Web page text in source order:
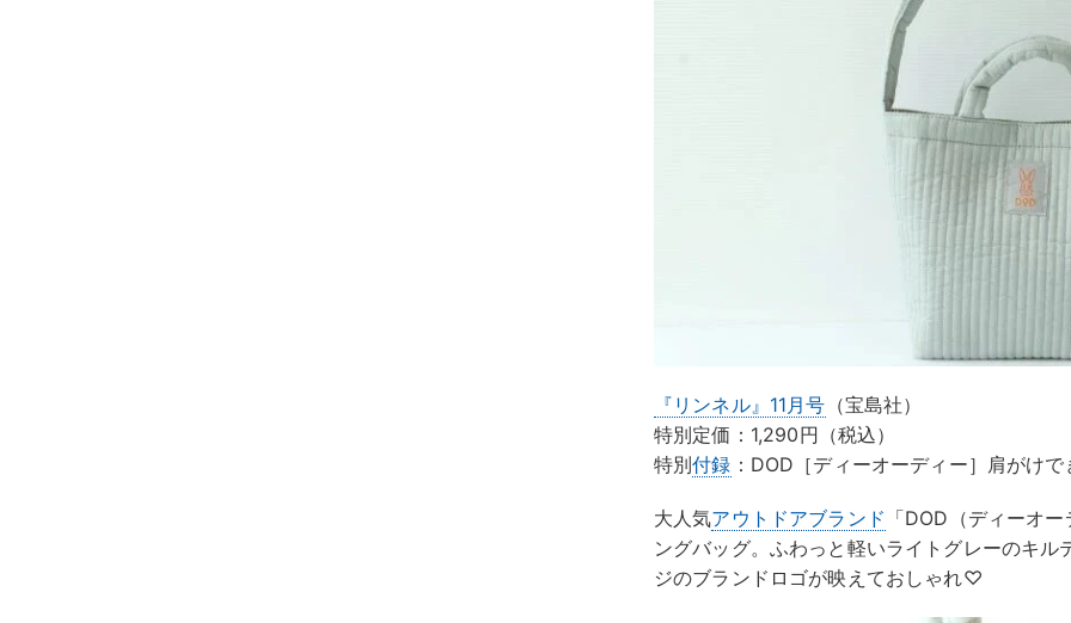
『リンネル』11月号 （宝島社）
特別定価：1,290円（税込）
特別付録 ：DOD［ディーオーディー］肩がけ
大人気アウトドアブランド 「DOD（ディーオ
ングバッグ。ふわっと軽いライトグレーのキ
ジのブランドロゴが映えておしゃれ♡